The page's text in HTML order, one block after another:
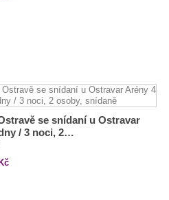
se snídaní u Ostravar
/ 3 noci, 2…
Kč